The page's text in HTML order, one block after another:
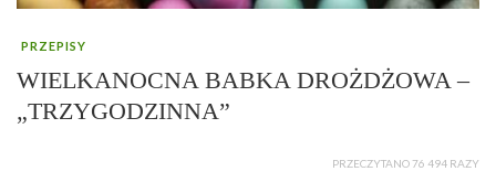
PRZEPISY
WIELKANOCNA BABKA DROŻDŻOWA –
„TRZYGODZINNA”
PRZECZYTANO 76 494 RAZY